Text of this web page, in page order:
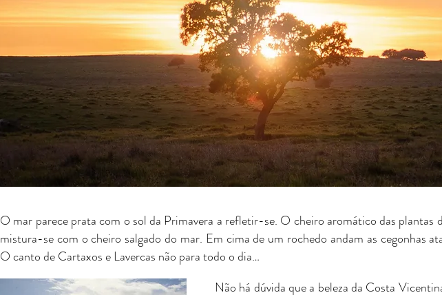
O mar parece prata com o sol da Primavera a refletir-se. O cheiro aromático das plantas
mistura-se com o cheiro salgado do mar. Em cima de um rochedo andam as cegonhas
O canto de Cartaxos e Lavercas não para todo o dia…
Não há dúvida que a beleza da Costa